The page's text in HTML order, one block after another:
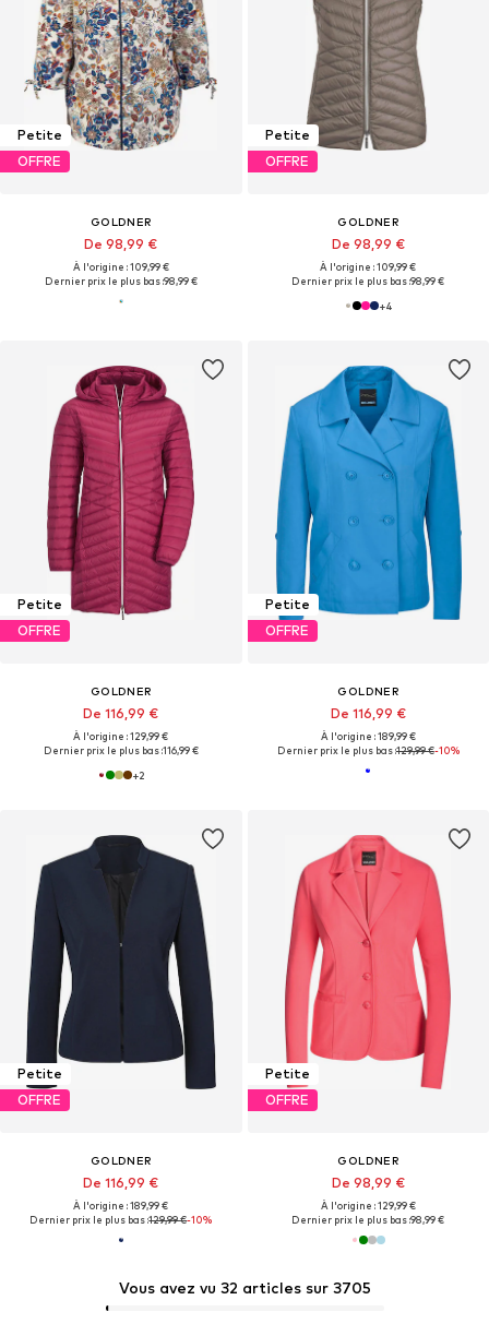
Petite
OFFRE
GOLDNER
De 98,99 €
À l'origine : 109,99 €
Dernier prix le plus bas :98,99 €
Petite
OFFRE
GOLDNER
De 98,99 €
À l'origine : 109,99 €
Dernier prix le plus bas :98,99 €
+4
Vous avez vu 32 articles sur 3705
Petite
OFFRE
GOLDNER
De 116,99 €
À l'origine : 129,99 €
Dernier prix le plus bas :116,99 €
+2
Petite
OFFRE
GOLDNER
De 116,99 €
À l'origine : 189,99 €
Dernier prix le plus bas :129,99 €-10%
Petite
OFFRE
GOLDNER
De 116,99 €
À l'origine : 189,99 €
Dernier prix le plus bas :129,99 €-10%
Petite
OFFRE
GOLDNER
De 98,99 €
À l'origine : 129,99 €
Dernier prix le plus bas :98,99 €